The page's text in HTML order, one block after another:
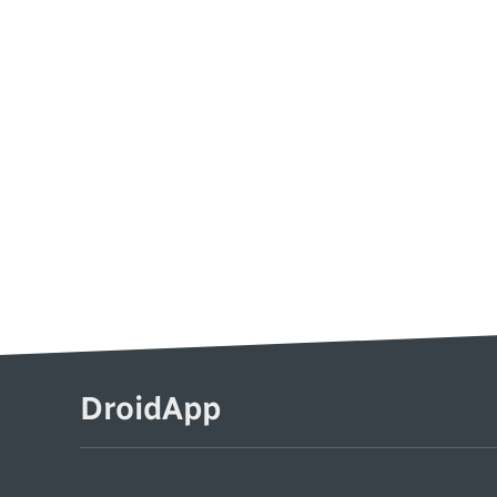
DroidApp